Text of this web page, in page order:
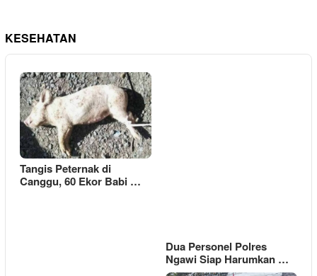
KESEHATAN
Tangis Peternak di
Canggu, 60 Ekor Babi …
Dua Personel Polres
Ngawi Siap Harumkan …